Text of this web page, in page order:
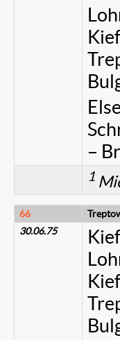
–
1
66
30.06.75